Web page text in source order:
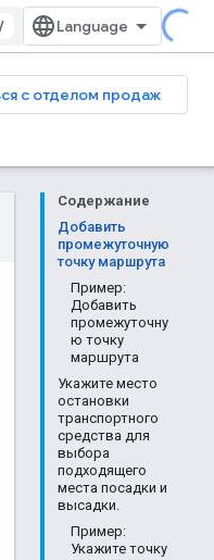
/
с отделом продаж
Содержание
Добавить
промежуточную
точку маршрута
Пример:
Добавить
промежуточну
ю точку
маршрута
Укажите место
остановки
транспортного
средства для
выбора
подходящего
места посадки и
высадки.
Пример:
Укажите точку